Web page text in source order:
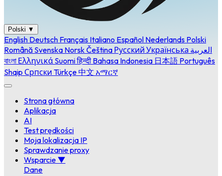
Polski ▼
English Deutsch Français Italiano Español Nederlands Polski
Română Svenska NorskČeština Русский Українська العربية
বাংলা Ελληνικά Suomiहिन्दी Bahasa Indonesia 日本語 Português
Shqip Српски Türkçe中文 አማርኛ
Strona główna
Aplikacja
AI
Test prędkości
Moja lokalizacja IP
Sprawdzanie proxy
Wsparcie ▼
Dane